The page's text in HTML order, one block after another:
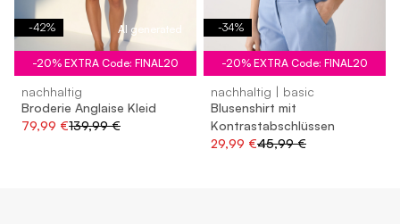
-42% AI generated
-20% EXTRA Code: FINAL20
nachhaltig
Broderie Anglaise Kleid
79,99 €139,99 €
-34%
-20% EXTRA Code: FINAL20
nachhaltig | basic
Blusenshirt mit
Kontrastabschlüssen
29,99 €45,99 €